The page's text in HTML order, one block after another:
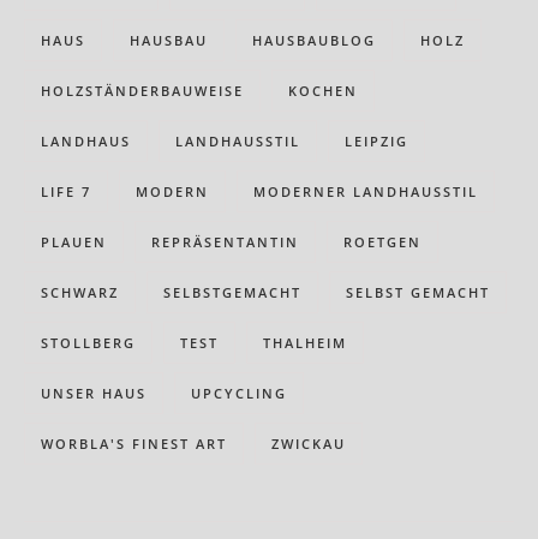
HAUS HAUSBAU HAUSBAUBLOG HOLZ
HOLZSTÄNDERBAUWEISE KOCHEN
LANDHAUS LANDHAUSSTIL LEIPZIG
LIFE 7 MODERN MODERNER LANDHAUSSTIL
PLAUEN REPRÄSENTANTIN ROETGEN
SCHWARZ SELBSTGEMACHT SELBST GEMACHT
STOLLBERG TEST THALHEIM
UNSER HAUS UPCYCLING
WORBLA'S FINEST ART ZWICKAU